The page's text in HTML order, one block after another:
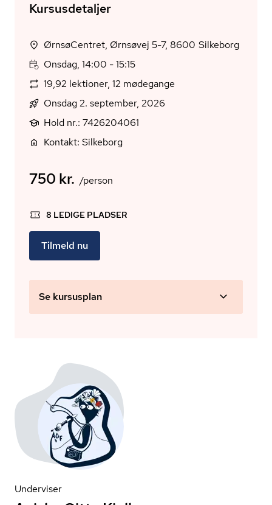
Kursusdetaljer
ØrnsøCentret, Ørnsøvej 5-7, 8600 Silkeborg
Onsdag, 14:00 - 15:15
19,92 lektioner, 12 mødegange
Onsdag 2. september, 2026
Hold nr.: 7426204061
Kontakt: Silkeborg
750 kr. /person
8 LEDIGE PLADSER
Tilmeld nu
Se kursusplan
Underviser